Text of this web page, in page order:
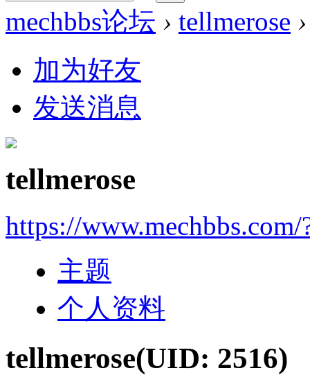
mechbbs论坛 › tellmerose ›
加为好友
发送消息
tellmerose
https://www.mechbbs.com/
主题
个人资料
tellmerose(UID: 2516)